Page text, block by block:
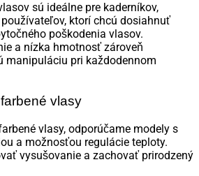
sú ideálne pre kaderníkov,
ktorí chcú dosiahnuť
poškodenia vlasov.
a nízka hmotnosť zároveň
manipuláciu pri každodennom
vlasy
vlasy, odporúčame modely s
a možnosťou regulácie teploty.
vysušovanie a zachovať prirodzený